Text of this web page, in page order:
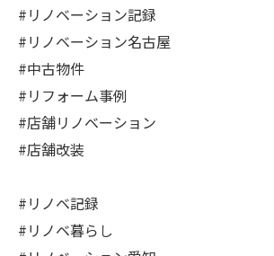
#リノベーション記録
#リノベーション名古屋
#中古物件
#リフォーム事例
#店舗リノベーション
#店舗改装
#リノベ記録
#リノベ暮らし